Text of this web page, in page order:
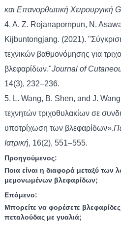
και Επανορθωτική Χειρουργική
4. A. Z. Rojanapornpun, N.
Kijbuntongjang. (2021).
τεχνικών βαθμονόμησης για
βλεφαρίδων."Journal of
14(3), 232–236.
5. L. Wang, B. Shen, and J.
τεχνητών τριχοθυλακίων σε
υποτρίχωση των βλεφαρίδων».
Ιατρική, 16(2), 551–555.
Προηγούμενος:
Ποια είναι η διαφορά μεταξύ των
μεμονωμένων βλεφαρίδων;
Επόμενο:
Μπορείτε να φορέσετε
πεταλούδας με γυαλιά;